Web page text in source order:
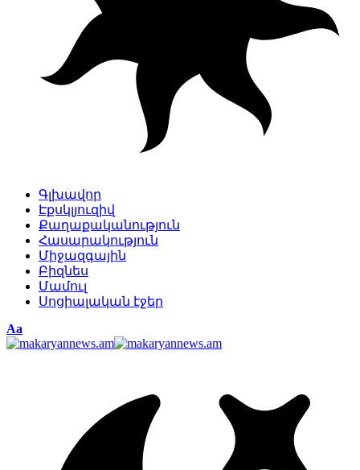
Գլխավոր
Էքսկլյուզիվ
Քաղաքականություն
Հասարակություն
Միջազգային
Բիզնես
Մամուլ
Սոցիալական էջեր
Изменение
размера
Аа